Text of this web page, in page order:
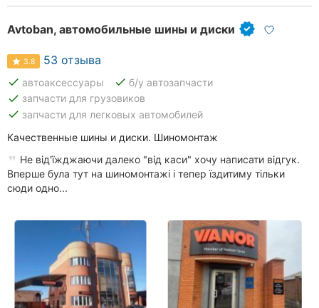
Avtoban, автомобильные шины и диски
3.8 53 отзыва
done автоаксессуары done б/у автозапчасти
done запчасти для грузовиков
done запчасти для легковых автомобилей
Качественные шины и диски. Шиномонтаж
Не від'їжджаючи далеко "від каси" хочу написати відгук.
Вперше була тут на шиномонтажі і тепер їздитиму тільки
сюди одно...